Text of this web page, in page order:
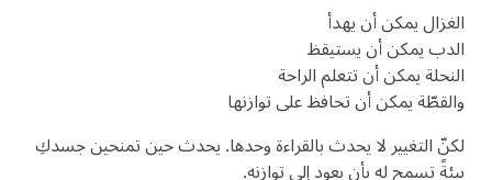
الغزال يمكن أن يهدأ
الدب يمكن أن يستيقظ
النحلة يمكن أن تتعلم الراحة
والقطّة يمكن أن تحافظ على توازنها
لكنّ التغيير لا يحدث بالقراءة وحدها. يحدث حين تمنحين جسدكِ
بيئةً تسمح له بأن يعود إلى توازنه.